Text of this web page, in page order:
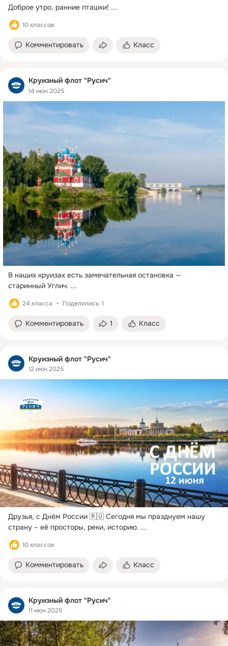
Доброе утро, ранние пташки! ...
10 классов
Комментировать Класс
Круизный флот "Русич"
14 июн 2025
В наших круизах есть замечательная остановка —
старинный Углич. ...
24 класса Поделились: 1
Комментировать 1 Класс
Круизный флот "Русич"
12 июн 2025
Друзья, с Днём России 🇷🇺 Сегодня мы празднуем нашу
страну – её просторы, реки, историю. ...
10 классов
Комментировать Класс
Круизный флот "Русич"
11 июн 2025